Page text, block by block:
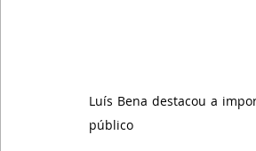
Luís Bena destacou a
público